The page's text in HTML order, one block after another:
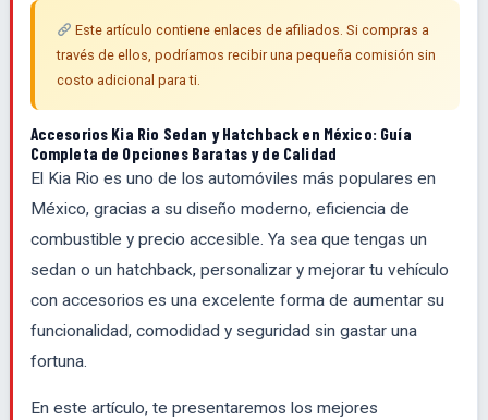
Este artículo contiene enlaces de afiliados. Si compras a
través de ellos, podríamos recibir una pequeña comisión sin
costo adicional para ti.
Accesorios Kia Rio Sedan y Hatchback en México: Guía
Completa de Opciones Baratas y de Calidad
El Kia Rio es uno de los automóviles más populares en
México, gracias a su diseño moderno, eficiencia de
combustible y precio accesible. Ya sea que tengas un
sedan o un hatchback, personalizar y mejorar tu vehículo
con accesorios es una excelente forma de aumentar su
funcionalidad, comodidad y seguridad sin gastar una
fortuna.
En este artículo, te presentaremos los mejores